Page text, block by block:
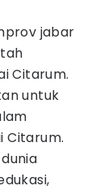
jabar
Citarum.
untuk
Citarum.